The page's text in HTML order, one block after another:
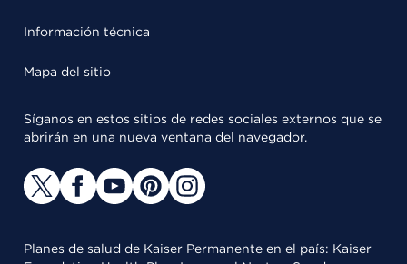
Información técnica
Mapa del sitio
Síganos en estos sitios de redes sociales externos que se
abrirán en una nueva ventana del navegador.
Planes de salud de Kaiser Permanente en el país: Kaiser